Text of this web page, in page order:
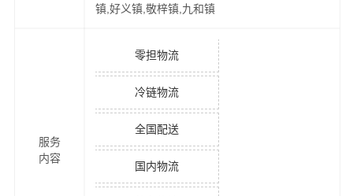
镇,好义镇,敬梓镇,九和镇
服务
内容
零担物流
冷链物流
全国配送
国内物流